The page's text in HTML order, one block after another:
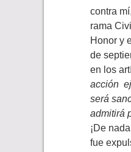
contra
rama
Honor y
de
en los
acción
será
admitirá
¡De
fue